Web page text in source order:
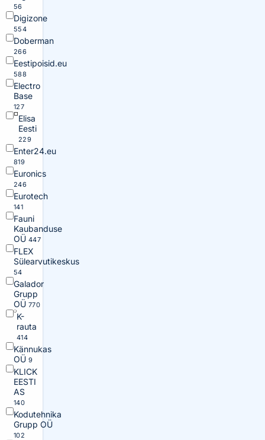
56
Digizone
554
Doberman
266
Eestipoisid.eu
588
Electro
Base
127
Elisa
Eesti
229
Enter24.eu
819
Euronics
246
Eurotech
141
Fauni
Kaubanduse
OÜ 447
FLEX
Sülearvutikeskus
54
Galador
Grupp
OÜ 770
K-
rauta
414
Kännukas
OÜ 9
KLICK
EESTI
AS
140
Kodutehnika
Grupp OÜ
102